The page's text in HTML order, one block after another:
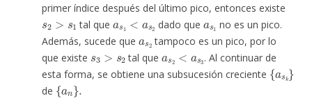
primer índice después del último pico, entonces existe
s2>s1
tal que
as1< as2
dado que
as1
no es un pico.
Además, sucede que
as2
tampoco es un pico, por lo
que existe
s3>s 2
tal que
as2<a s3
. Al continuar de
esta forma, se obtiene una subsucesión creciente
{a k
de
{an}.